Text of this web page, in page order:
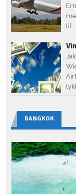
til...
BANGKOK